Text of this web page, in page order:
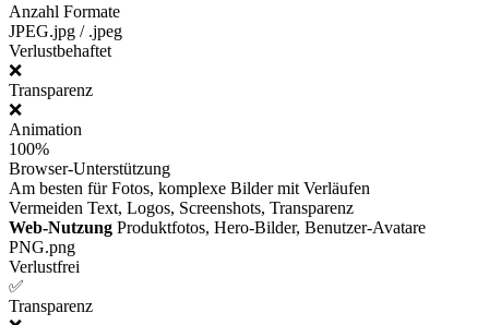
Anzahl Formate
JPEG.jpg / .jpeg
Verlustbehaftet
❌
Transparenz
❌
Animation
100%
Browser-Unterstützung
Am besten für Fotos, komplexe Bilder mit Verläufen
Vermeiden Text, Logos, Screenshots, Transparenz
Web-Nutzung Produktfotos, Hero-Bilder, Benutzer-Avatare
PNG.png
Verlustfrei
✅
Transparenz